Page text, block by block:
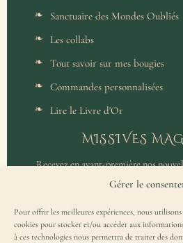
Gérer le
Pour offrir les meilleures expériences, nous
cookies pour stocker et/ou accéder aux
à ces technologies nous permettra de traiter des
Sanctuaire des Mondes Oubliés
Les collabs
Tout savoir sur mes bougies
Commandes personnalisées
Lire le Livre d'Or
MISSIVES
Recevez en avant-première nos
et un accès privilégié aux